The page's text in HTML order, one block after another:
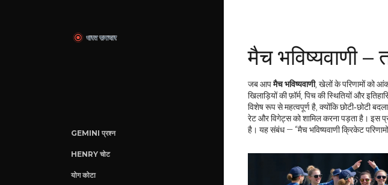
GEMINI प्रश्न
HENRY चोट
योग कोटा
मैच भविष्यवाणी
जब आपमैच भविष्यवाणी, खेलों के परिणामों को
खिलाड़ियों की फ़ॉर्म, पिच की स्थितियों और
विशेष रूप से महत्वपूर्ण है, क्योंकि छोटी‑छोटी
रेट और विगेट्स को शामिल करना पड़ता है। इस
है। यह संबंध — “मैच भविष्यवाणी क्रिकेट